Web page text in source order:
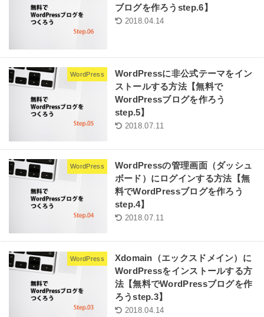
ブログを作ろうstep.6】
2018.04.14
WordPress
WordPressに非公式テーマをイン
ストールする方法【無料で
WordPressブログを作ろう
step.5】
2018.07.11
WordPress
WordPressの管理画面（ダッシュ
ボード）にログインする方法【無
料でWordPressブログを作ろう
step.4】
2018.07.11
WordPress
Xdomain（エックスドメイン）に
WordPressをインストールする方
法【無料でWordPressブログを作
ろうstep.3】
2018.04.14